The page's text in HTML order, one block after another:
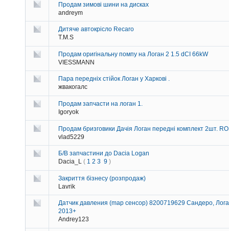
Продам зимові шини на дисках
andreym
Дитяче автокрісло Recaro
T.M.S
Продам оригінальну помпу на Логан 2 1.5 dCI 66kW
VIESSMANN
Пара передніх стійок Логан у Харкові .
жвакогалс
Продам запчасти на логан 1.
Igoryok
Продам бризговики Дачія Логан передні комплект 2шт.
vlad5229
Б/В запчастини до Dacia Logan
Dacia_L ( 1 2 3 9 )
Закриття бізнесу (розпродаж)
Lavrik
Датчик давления (map сенсор) 8200719629 Сандеро,
2013+
Andrey123